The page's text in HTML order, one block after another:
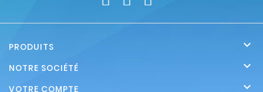
PRODUITS 
NOTRE SOCIÉTÉ 
VOTRE COMPTE 